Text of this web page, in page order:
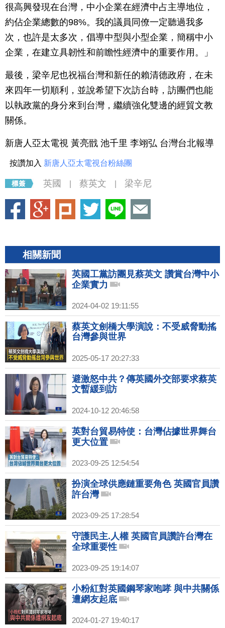
很高興發現在台灣，中小企業在經濟中占主導地位，
約佔企業總數的98%。我的議員同僚一定聽過我多
次，也許是太多次，倡導中型與小型企業，簡稱中小
企業，在建立具韌性和前瞻性經濟中的重要作用。」
最後，梁辛尼也祝福台灣和新任的賴清德政府，在未
來四年一切順利，並說希望下次訪台時，訪團們也能
以執政黨的身分來到台灣，繼續強化雙邊的經貿文教
關係。
新唐人亞太電視 黃亮戩 池千里 李翊弘 台灣台北報導
按讚加入 新唐人亞太電視台粉絲團
英國 蔡英文 梁辛尼
相關新聞
英國工黨訪團見蔡英文 讚賞台灣中小
企業實力
2024-04-02 19:11:55
蔡英文劍橋大學演說：不受威脅動搖
台灣參與世界
2025-05-17 20:27:33
避激怒中共？傳英國外交部要求蔡英
文暫緩到訪
2024-10-12 20:46:58
英對台貿易特使：台灣佔據世界舞台
更大位置
2023-09-25 12:54:54
扮演全球供應鏈重要角色 英國官員讚
許台灣
2023-09-25 17:28:54
守護民主.人權 英國官員讚許台灣在
全球重要性
2023-09-25 19:14:07
小粉紅對英國鋼琴家咆哮 與中共關係
遭網友起底
2024-01-27 19:40:17